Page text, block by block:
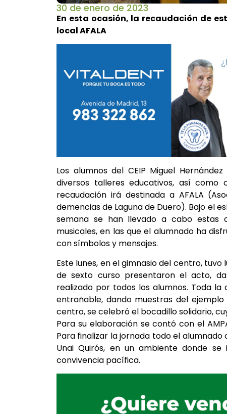
30 de enero de 2023
En esta ocasión, la recaudación de
local AFALA
Los alumnos del CEIP Miguel
diversos talleres educativos, así como
recaudación irá destinada a AFALA
demencias de Laguna de Duero). Bajo el
semana se han llevado a cabo estas
musicales, en las que el alumnado ha
con símbolos y mensajes.
Este lunes, en el gimnasio del centro,
de sexto curso presentaron el acto,
realizado por todos los alumnos. Toda
entrañable, dando muestras del
centro, se celebró el bocadillo solidario,
Para su elaboración se contó con el
Para finalizar la jornada todo el alumnado
Unai Quirós, en un ambiente donde
convivencia pacífica.